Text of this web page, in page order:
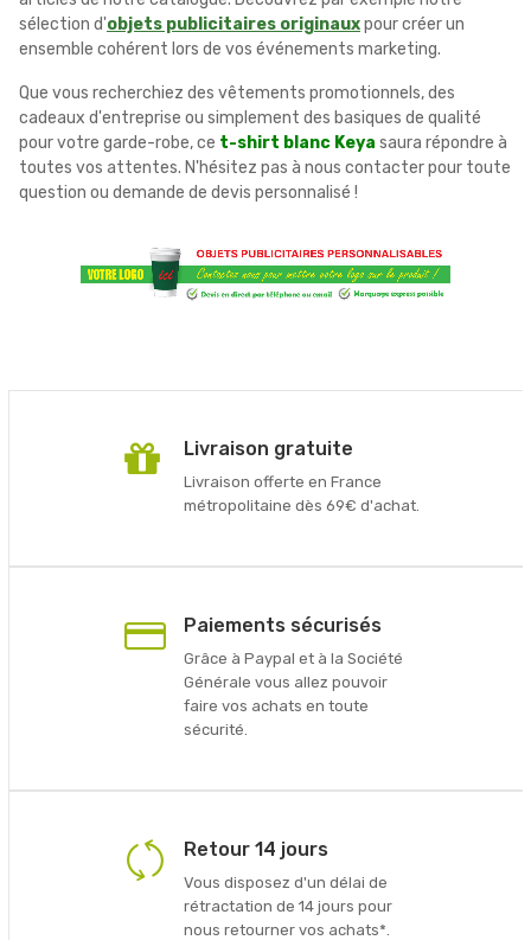
sélection d'objets publicitaires originauxpour créer un
ensemble cohérent lors de vos événements marketing.
Que vous recherchiez des vêtements promotionnels, des
cadeaux d'entreprise ou simplement des basiques de qualité
pour votre garde-robe, ce t-shirt blanc Keya saura répondre à
toutes vos attentes. N'hésitez pas à nous contacter pour toute
question ou demande de devis personnalisé !
Livraison gratuite
Livraison offerte en France
métropolitaine dès 69€ d'achat.
Paiements sécurisés
Grâce à Paypal et à la Société
Générale vous allez pouvoir
faire vos achats en toute
sécurité.
Retour 14 jours
Vous disposez d'un délai de
rétractation de 14 jours pour
nous retourner vos achats*.